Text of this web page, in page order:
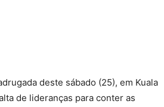
deste sábado (25), em Kuala
de lideranças para conter as